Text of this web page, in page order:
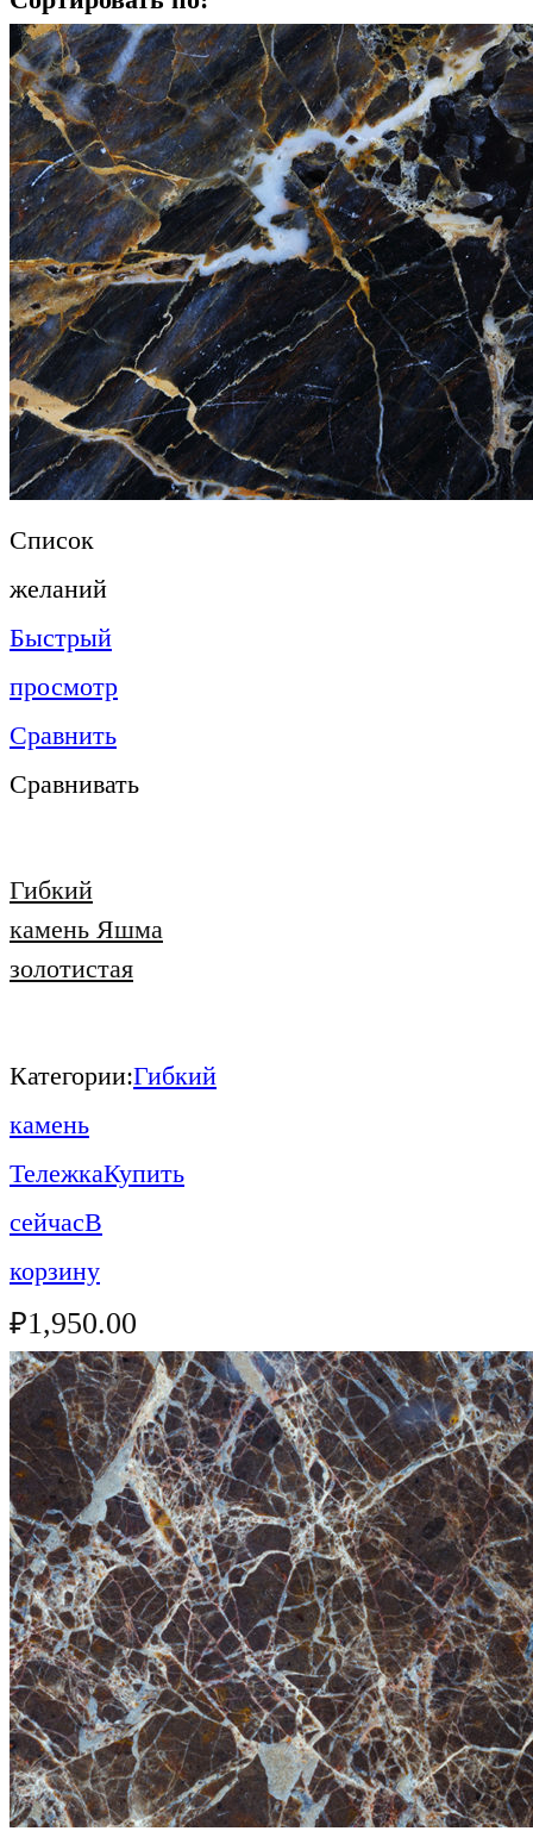
Список
желаний
Быстрый
просмотр
Сравнить
Сравнивать
Гибкий
камень Яшма
золотистая
Категории:Гибкий
камень
ТележкаКупить
сейчасВ
корзину
₽1,950.00